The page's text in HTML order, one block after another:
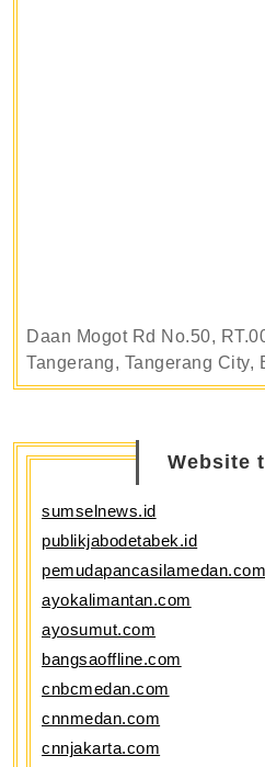
Daan Mogot Rd No.50,
Tangerang, Tangerang City,
Website
sumselnews.id
publikjabodetabek.id
pemudapancasilamedan.com
ayokalimantan.com
ayosumut.com
bangsaoffline.com
cnbcmedan.com
cnnmedan.com
cnnjakarta.com